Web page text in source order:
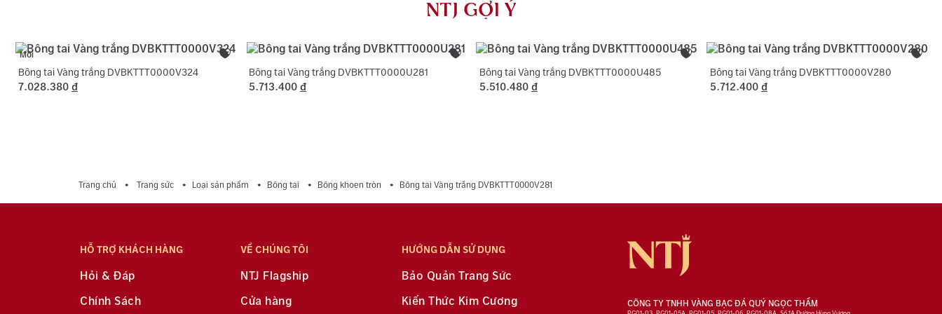
NTJ GỢI Ý
Mới
Bông tai Vàng trắng DVBKTTT0000V324
7.028.380 đ
Bông tai Vàng trắng DVBKTTT0000U281
5.713.400 đ
Bông tai Vàng trắng DVBKTTT0000U485
5.510.480 đ
Bông tai Vàng trắng DVBKTTT0000V280
5.712.400 đ
Trang chủ Trang sức Loại sản phẩm Bông tai Bông khoen tròn Bông tai Vàng trắng DVBKTTT0000V281
HỖ TRỢ KHÁCH HÀNG
Hỏi & Đáp
Chính Sách
VỀ CHÚNG TÔI
NTJ Flagship
Cửa hàng
HƯỚNG DẪN SỬ DỤNG
Bảo Quản Trang Sức
Kiến Thức Kim Cương
CÔNG TY TNHH VÀNG BẠC ĐÁ QUÝ NGỌC THẨM